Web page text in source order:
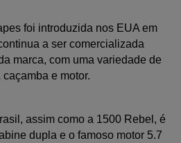
foi introduzida nos EUA em
a ser comercializada
marca, com uma variedade de
e motor.
assim como a 1500 Rebel, é
dupla e o famoso motor 5.7